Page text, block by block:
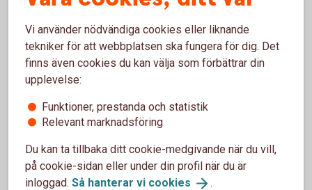
Tips – så kan du påverka
pensionen
Försök att arbeta hos arbetsgivare som gör
avsättning till din tjänstepension, den är en
Jobba heltid om du kan, det gör stor skillnad
eftersom det är livsinkomsten som ligger till
grund för din pension.
Vi använder nödvändiga cookies eller liknande
tekniker för att webbplatsen ska fungera för dig. Det
finns även cookies du kan välja som förbättrar din
upplevelse:
Funktioner, prestanda och statistik
Relevant marknadsföring
Du kan ta tillbaka ditt cookie-medgivande när du vill,
på cookie-sidan eller under din profil när du är
inloggad. Så hanterar vi cookies .